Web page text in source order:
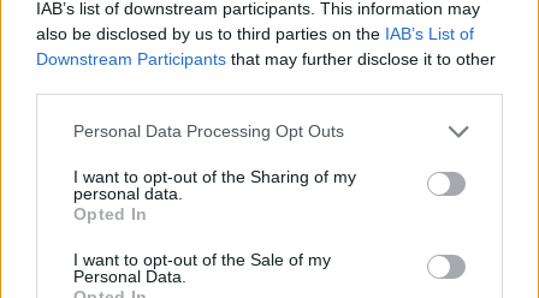
IAB’s list of downstream participants. This information may
also be disclosed by us to third parties on the IAB’s List of
Downstream Participants that may further disclose it to other
Please note that this website/app uses one or more Google
not limited to your visit or usage behaviour. You may click to
grant or deny consent to Google and its third-party tags to
use your data for below specified purposes in below Google
consent section.
Personal Data Processing Opt Outs
I want to opt-out of the Sharing of my
personal data.
Opted In
I want to opt-out of the Sale of my
Personal Data.
Tizenegy meglévő csomópontot korszerűsít és négy új,
különszintű csomópontot hoz létre az MKIF az M1-es
bővítésénél.
csomópont épül Angyalföldön
Másfélszeresére bővítik